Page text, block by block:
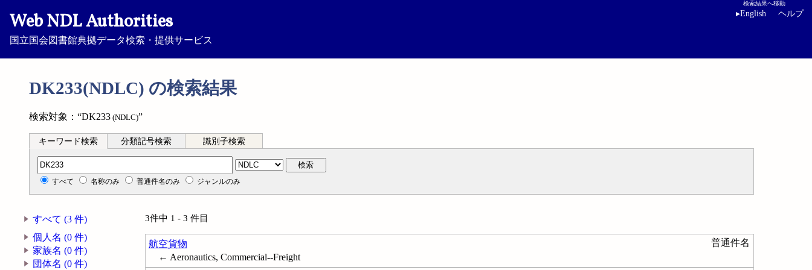
Web NDL Authorities
国立国会図書館典拠データ検索・提供サービス
検索結果へ移動
▸English ヘルプ
DK233(NDLC) の検索結果
検索対象：“DK233 (NDLC)”
キーワード検索 分類記号検索 識別子検索
分類記号検索 検索
すべて 名称のみ 普通件名のみ ジャンルのみ
すべて (3 件)
個人名 (0 件)
家族名 (0 件)
団体名 (0 件)
3件中 1 - 3 件目
航空貨物
普通件名
← Aeronautics, Commercial--Freight